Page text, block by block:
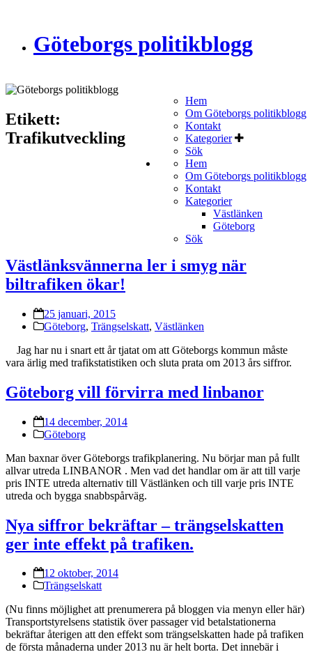
Göteborgs politikblogg
Hem
Om Göteborgs politikblogg
Kontakt
Kategorier
Sök
Hem
Om Göteborgs politikblogg
Kontakt
Kategorier
Västlänken
Göteborg
Sök
Etikett:
Trafikutveckling
Västlänksvännerna ler i smyg när
biltrafiken ökar!
25 januari, 2015
Göteborg, Trängselskatt, Västlänken
Jag har nu i snart ett år tjatat om att Göteborgs kommun måste
vara ärlig med trafikstatistiken och sluta prata om 2013 års siffror.
Göteborg vill förvirra med linbanor
14 december, 2014
Göteborg
Man baxnar över Göteborgs trafikplanering. Nu börjar man på fullt
allvar utreda LINBANOR . Men vad det handlar om är att till varje
pris INTE utreda alternativ till Västlänken och till varje pris INTE
utreda och bygga snabbspårväg.
Nya siffror bekräftar – trängselskatten
ger inte effekt på trafiken.
12 oktober, 2014
Trängselskatt
(Nu finns möjlighet att prenumerera på bloggen via menyn eller här)
Transportstyrelsens statistik över passager vid betalstationerna
bekräftar återigen att den effekt som trängselskatten hade på trafiken
de första månaderna under 2013 nu är helt borta. Det innebär i